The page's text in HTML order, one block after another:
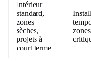
Intérieur
standard,
zones
sèches,
projets à
court terme